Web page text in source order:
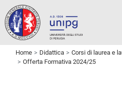
Home Didattica Corsi di laurea e
Offerta Formativa 2024/25